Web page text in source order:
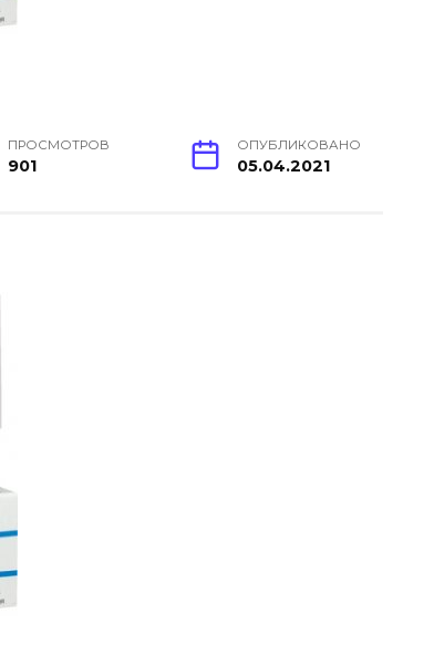
ПРОСМОТРОВ
901
ОПУБЛИКОВАНО
05.04.2021